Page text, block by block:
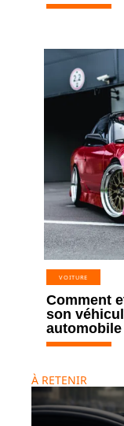
VOITURE
Comment
son
automobile
À RETENIR